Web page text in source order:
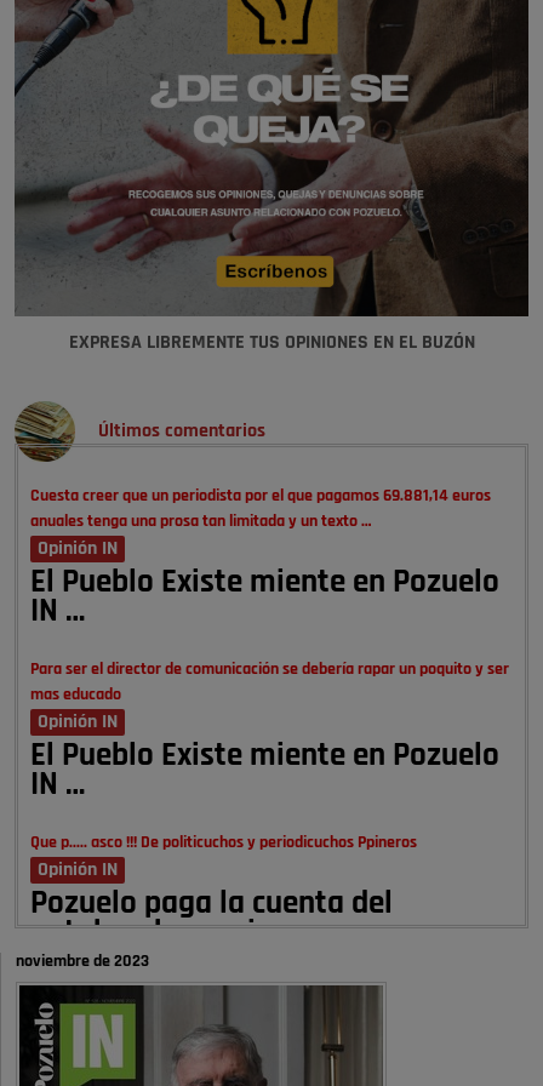
EXPRESA LIBREMENTE TUS OPINIONES EN EL BUZÓN
Últimos comentarios
Cuesta creer que un periodista por el que pagamos 69.881,14 euros
anuales tenga una prosa tan limitada y un texto …
Opinión IN
El Pueblo Existe miente en Pozuelo
IN …
Para ser el director de comunicación se debería rapar un poquito y ser
mas educado
Opinión IN
El Pueblo Existe miente en Pozuelo
IN …
Que p..... asco !!! De politicuchos y periodicuchos Ppineros
Opinión IN
Pozuelo paga la cuenta del
autobombo: casi …
Señora Alcaldesa Ud no ha vivido nunca en Pozuelo , pero yo si desde
hace más de 60 años , …
Pozuelo de Alarcón
Quejas por el deterioro de la
noviembre de 2023